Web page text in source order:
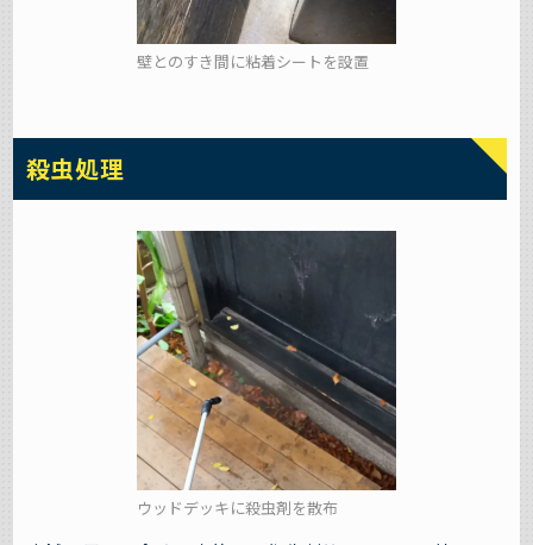
壁とのすき間に粘着シートを設置
殺虫処理
ウッドデッキに殺虫剤を散布